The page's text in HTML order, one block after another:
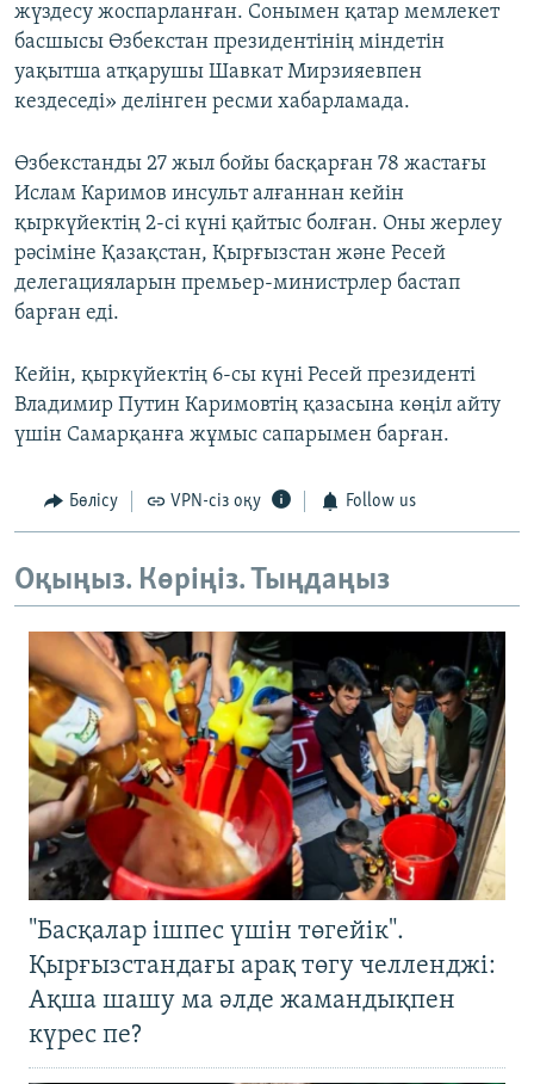
жүздесу жоспарланған. Сонымен қатар мемлекет
басшысы Өзбекстан президентінің міндетін
уақытша атқарушы Шавкат Мирзияевпен
кездеседі» делінген ресми хабарламада.
Өзбекстанды 27 жыл бойы басқарған 78 жастағы
Ислам Каримов инсульт алғаннан кейін
қыркүйектің 2-сі күні қайтыс болған. Оны жерлеу
рәсіміне Қазақстан, Қырғызстан және Ресей
делегацияларын премьер-министрлер бастап
барған еді.
Кейін, қыркүйектің 6-сы күні Ресей президенті
Владимир Путин Каримовтің қазасына көңіл айту
үшін Самарқанға жұмыс сапарымен барған.
Бөлісу VPN-сіз оқу Follow us
Оқыңыз. Көріңіз. Тыңдаңыз
"Басқалар ішпес үшін төгейік".
Қырғызстандағы арақ төгу челленджі:
Ақша шашу ма әлде жамандықпен
күрес пе?